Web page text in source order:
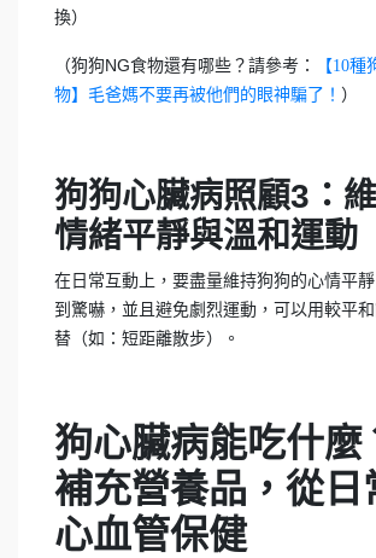
換）
（狗狗NG食物還有哪些？請參考：
【10
物】毛爸媽不要再被他們的眼神騙了！ ）
狗狗心臟病照顧3：
情緒平靜與溫和運動
在日常互動上，要盡量維持狗狗的心情平
到驚嚇，並且避免劇烈運動，可以用較平
替（如：短距離散步）。
狗心臟病能吃什麼
補充營養品，從日
心血管保健